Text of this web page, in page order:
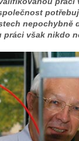
nepochybně
práci však nikdo